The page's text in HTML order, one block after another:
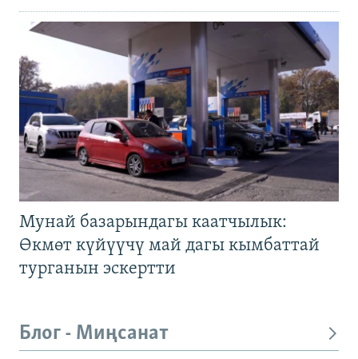
Мунай базарындагы каатчылык:
Өкмөт күйүүчү май дагы кымбаттай
турганын эскертти
Блог - Миңсанат